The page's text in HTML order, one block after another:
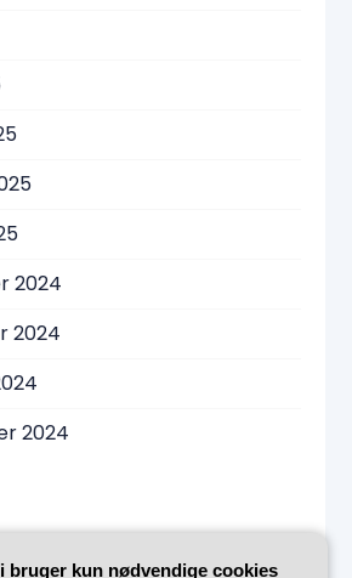
2024
2024
2024
bruger kun nødvendige cookies